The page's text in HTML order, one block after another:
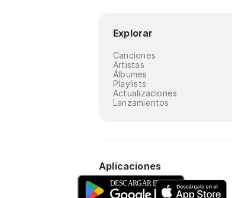
Explorar
Canciones
Artistas
Álbumes
Playlists
Actualizaciones
Lanzamientos
Aplicaciones